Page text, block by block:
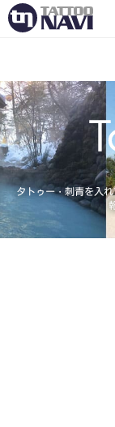
タトゥー・刺青を入